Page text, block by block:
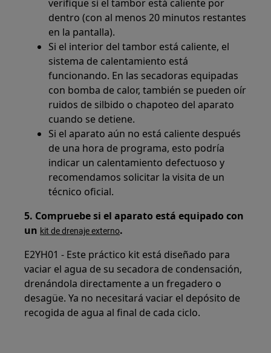
verifique si el tambor está caliente por
dentro (con al menos 20 minutos restantes
en la pantalla).
Si el interior del tambor está caliente, el
sistema de calentamiento está
funcionando. En las secadoras equipadas
con bomba de calor, también se pueden oír
ruidos de silbido o chapoteo del aparato
cuando se detiene.
Si el aparato aún no está caliente después
de una hora de programa, esto podría
indicar un calentamiento defectuoso y
recomendamos solicitar la visita de un
técnico oficial.
5. Compruebe si el aparato está equipado con
un kit de drenaje externo.
E2YH01 - Este práctico kit está diseñado para
vaciar el agua de su secadora de condensación,
drenándola directamente a un fregadero o
desagüe. Ya no necesitará vaciar el depósito de
recogida de agua al final de cada ciclo.